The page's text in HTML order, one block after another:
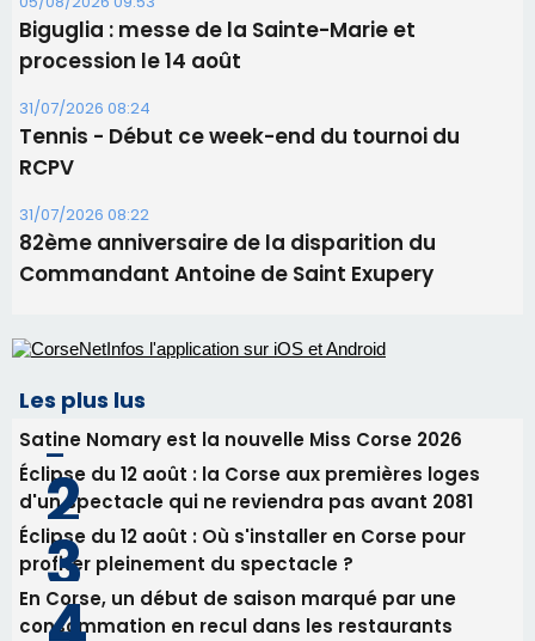
06/08/2026 15:25
Corte – L’association A Nuciola organise une
projection sous les étoiles
06/08/2026 15:04
Alata - Soirée Tango Argentin au stade de San
Benedetto
05/08/2026 09:53
Biguglia : messe de la Sainte-Marie et
procession le 14 août
Tennis - Début ce week-end du tournoi du
RCPV
31/07/2026 08:22
82ème anniversaire de la disparition du
Commandant Antoine de Saint Exupery
Les plus lus